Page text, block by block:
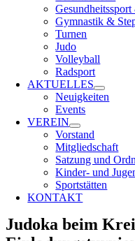
Gymnastik &
Turnen
Judo
Volleyball
Radsport
AKTUELLES
Neuigkeiten
Events
VEREIN
Vorstand
Mitgliedschaft
Satzung und
Kinder- und
Sportstätten
KONTAKT
Judoka beim